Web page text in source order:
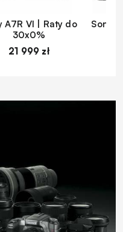
A7R VI | Raty do
30x0%
21 999 zł
Sony